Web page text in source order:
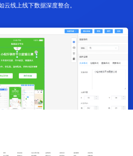
线上线下数据深度整合。